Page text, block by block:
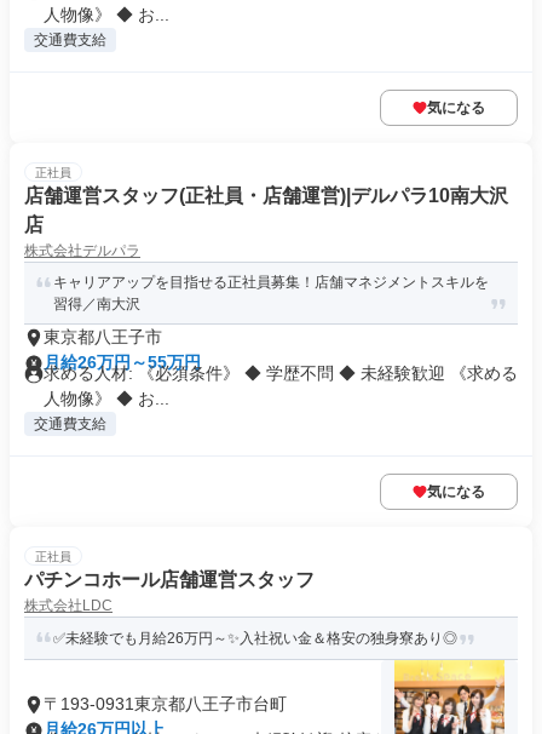
人物像》 ◆ お...
交通費支給
気になる
正社員
店舗運営スタッフ(正社員・店舗運営)|デルパラ10南大沢
店
株式会社デルパラ
キャリアアップを目指せる正社員募集！店舗マネジメントスキルを
習得／南大沢
東京都八王子市
月給26万円～55万円
求める人材: 《必須条件》 ◆ 学歴不問 ◆ 未経験歓迎 《求める
人物像》 ◆ お...
交通費支給
気になる
正社員
パチンコホール店舗運営スタッフ
株式会社LDC
✅未経験でも月給26万円～✨️入社祝い金＆格安の独身寮あり◎
〒193-0931東京都八王子市台町
月給26万円以上